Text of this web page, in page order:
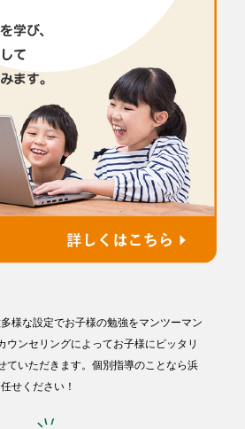
様な設定でお子様の勉強をマンツーマン
ウンセリングによってお子様にピッタリ
ていただきます。個別指導のことなら浜
せください！